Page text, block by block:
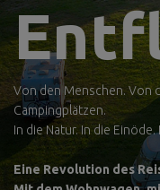
Von den Menschen. Von
Campingplätzen.
In die Natur. In die
Eine Revolution des